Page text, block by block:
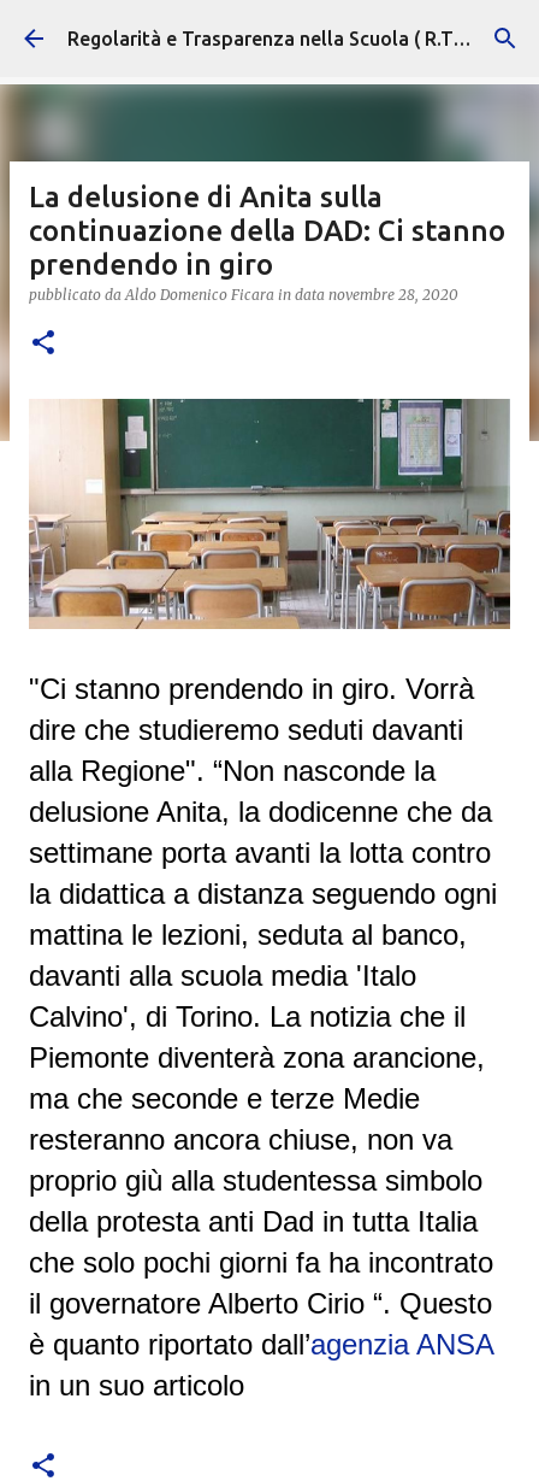
Passa ai contenuti principali Regolarità e Trasparenza nella Scuola ( R.T.S. )
La delusione di Anita sulla
continuazione della DAD: Ci stanno
prendendo in giro
pubblicato daAldo Domenico Ficara in data novembre 28, 2020
"Ci stanno prendendo in giro. Vorrà
dire che studieremo seduti davanti
alla Regione". “Non nasconde la
delusione Anita, la dodicenne che da
settimane porta avanti la lotta contro
la didattica a distanza seguendo ogni
mattina le lezioni, seduta al banco,
davanti alla scuola media 'Italo
Calvino', di Torino. La notizia che il
Piemonte diventerà zona arancione,
ma che seconde e terze Medie
resteranno ancora chiuse, non va
proprio giù alla studentessa simbolo
della protesta anti Dad in tutta Italia
che solo pochi giorni fa ha incontrato
il governatore Alberto Cirio “. Questo
è quanto riportato dall’agenzia ANSA
in un suo articolo